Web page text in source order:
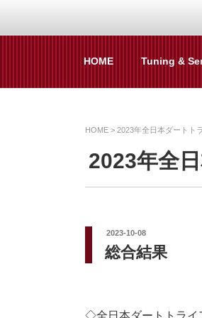
ツ
ZEAL BY
オイル交換や車検とい
HOME Tuning &
HOME > 2023年全日本ダートト
2023年全
投
稿
日:
2023-10-08
総合結果